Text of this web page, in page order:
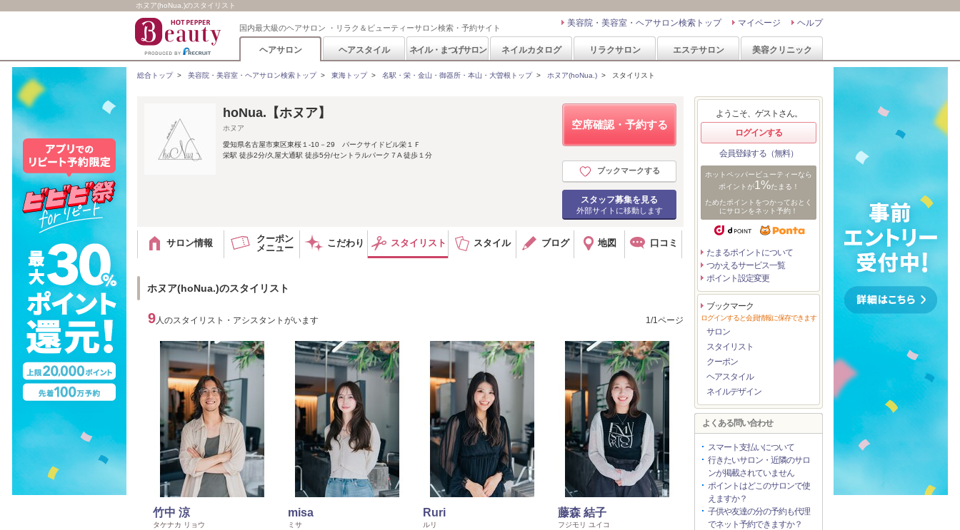
ホヌア(hoNua.)のスタイリスト
国内最大級のヘアサロン ・リラク＆ビューティーサロン検索・予約サイト ヘルプ
マイページ
美容院・美容室・ヘアサロン検索トップ
ヘアサロン ヘアスタイル ネイル・まつげサロン ネイルカタログ リラクサロン エステサロン 美容クリニック
総合トップ> 美容院・美容室・ヘアサロン検索トップ> 東海トップ> 名駅・栄・金山・御器所・本山・大曽根トップ> ホヌア(hoNua.) > スタイリスト
空席確認・予約する
ブックマークする
スタッフ募集を見る
外部サイトに移動します
hoNua.【ホヌア】
ホヌア
愛知県名古屋市東区東桜１‐10－29 パークサイドビル栄１Ｆ
栄駅 徒歩2分/久屋大通駅 徒歩5分/セントラルパーク７A 徒歩１分
サロン情報
クーポン
メニュー
こだわり スタイリスト スタイル ブログ 地図 口コミ
ホヌア(hoNua.)のスタイリスト
9 人のスタイリスト・アシスタントがいます 1/1ページ
竹中 涼
タケナカ リョウ
misa
ミサ
Ruri
ルリ
藤森 結子
フジモリ ユイコ
ようこそ、ゲストさん。
ログインする
会員登録する（無料）
ホットペッパービューティーなら
ポイントが1%たまる！
ためたポイントをつかっておとく
にサロンをネット予約！
たまるポイントについて
つかえるサービス一覧
ポイント設定変更
ブックマーク
ログインすると会員情報に保存できます
サロン
スタイリスト
クーポン
ヘアスタイル
ネイルデザイン
よくある問い合わせ
スマート支払いについて
行きたいサロン・近隣のサロ
ンが掲載されていません
ポイントはどこのサロンで使
えますか？
子供や友達の分の予約も代理
でネット予約できますか？